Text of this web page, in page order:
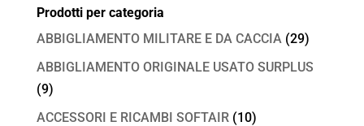
era:
45,00 €.
30,00 €.
Prodotti per categoria
ABBIGLIAMENTO MILITARE E DA CACCIA (29)
ABBIGLIAMENTO ORIGINALE USATO SURPLUS
(9)
ACCESSORI E RICAMBI SOFTAIR (10)